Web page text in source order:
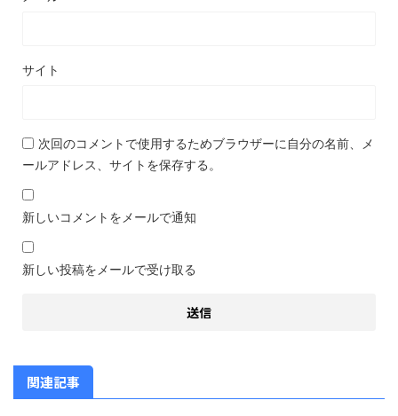
サイト
次回のコメントで使用するためブラウザーに自分の名前、メ
ールアドレス、サイトを保存する。
新しいコメントをメールで通知
新しい投稿をメールで受け取る
関連記事